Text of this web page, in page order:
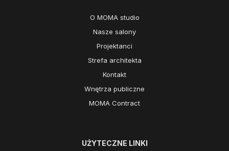
O MOMA studio
Nasze salony
Projektanci
Strefa architekta
Kontakt
Wnętrza publiczne
MOMA Contract
UŻYTECZNE LINKI